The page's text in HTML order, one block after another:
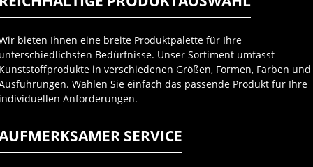
bieten Ihnen eine breite Produktpalette für Ihre
Bedürfnisse. Unser Sortiment umfasst
in verschiedenen Größen, Formen, Farben und
Wählen Sie einfach das passende Produkt für Ihre
Anforderungen.
SERVICE